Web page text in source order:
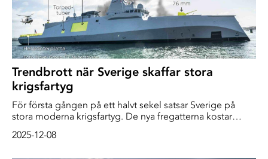
Trendbrott när Sverige skaffar stora
krigsfartyg
För första gången på ett halvt sekel satsar Sverige på
stora moderna krigsfartyg. De nya fregatterna kostar
luftvärn och säkra den livsviktiga sjövägen till Sverige.
2025-12-08